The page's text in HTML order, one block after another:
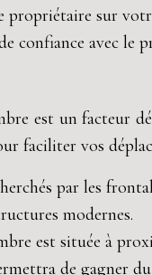
propriétaire sur
confiance avec le
est un facteur
faciliter vos
par les
modernes.
est située à
de gagner